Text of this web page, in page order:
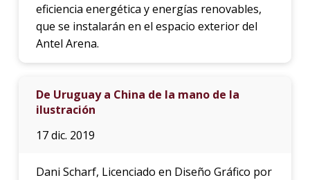
eficiencia energética y energías renovables,
que se instalarán en el espacio exterior del
Antel Arena.
De Uruguay a China de la mano de la
ilustración
17 dic. 2019
Dani Scharf, Licenciado en Diseño Gráfico por